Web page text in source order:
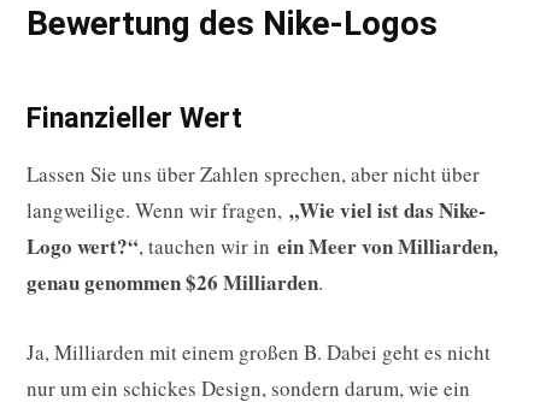
Bewertung des Nike-Logos
Finanzieller Wert
Lassen Sie uns über Zahlen sprechen, aber nicht über
langweilige. Wenn wir fragen, „Wie viel ist das Nike-
Logo wert?“, tauchen wir in ein Meer von Milliarden,
genau genommen $26 Milliarden.
Ja, Milliarden mit einem großen B. Dabei geht es nicht
nur um ein schickes Design, sondern darum, wie ein